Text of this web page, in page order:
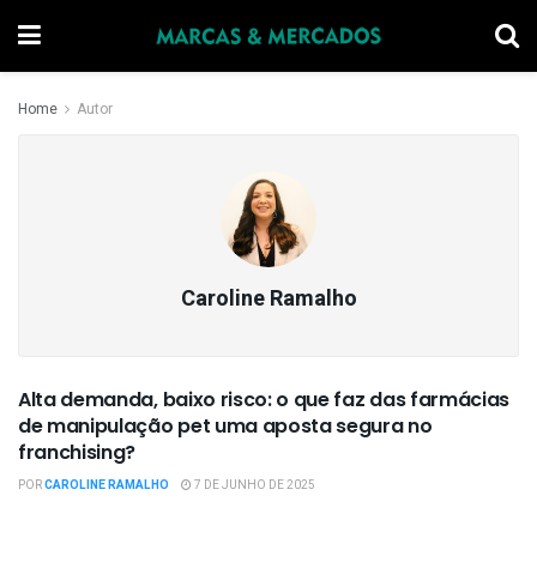
Home Autor
Caroline Ramalho
OPINIÃO
Alta demanda, baixo risco: o que faz das farmácias
de manipulação pet uma aposta segura no
franchising?
PORCAROLINE RAMALHO 7 DE JUNHO DE 2025